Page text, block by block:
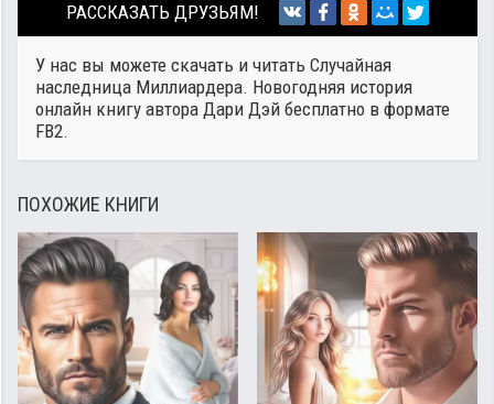
РАССКАЗАТЬ ДРУЗЬЯМ!
У нас вы можете скачать и читать Случайная
наследница Миллиардера. Новогодняя история
онлайн книгу автора Дари Дэй бесплатно в формате
FB2.
ПОХОЖИЕ КНИГИ